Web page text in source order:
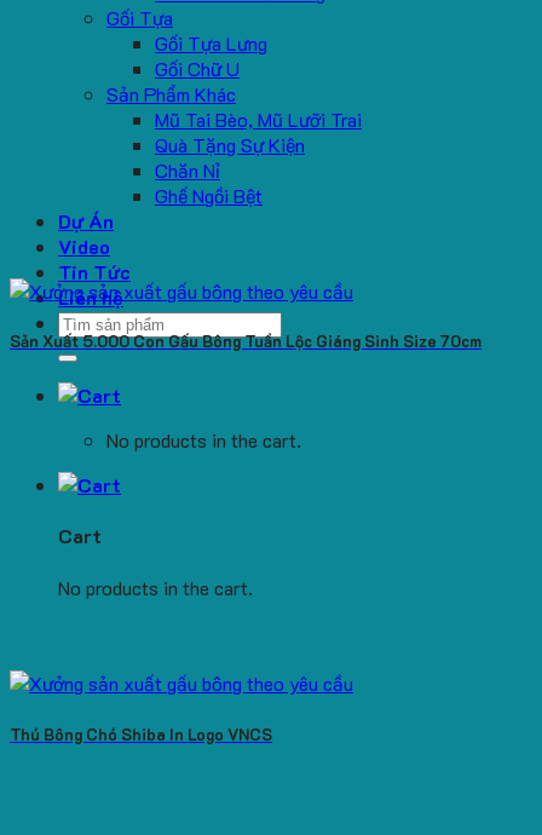
Gối Tựa
Gối Tựa Lưng
Gối Chữ U
Sản Phẩm Khác
Mũ Tai Bèo, Mũ Lưỡi Trai
Quà Tặng Sự Kiện
Chăn Nỉ
Ghế Ngồi Bệt
Dự Án
Video
Tin Tức
Liên hệ
Search
for:
No products in the cart.
Cart
No products in the cart.
Sản Xuất 5.000 Con Gấu Bông Tuần Lộc Giáng Sinh Size 70cm
Thú Bông Chó Shiba In Logo VNCS